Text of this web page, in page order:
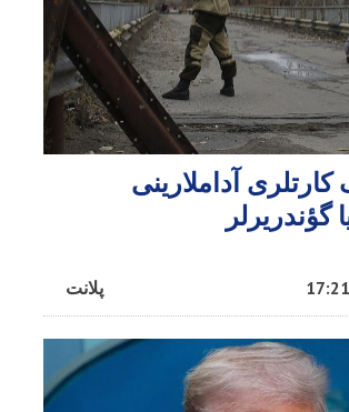
کارتلری آداملارینی
گؤندریرلر
پلانت